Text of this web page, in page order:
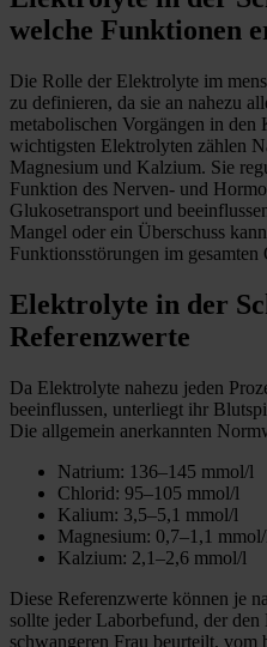
welche Funktionen
Die Rolle der Elektrolyte im
zu definieren, da sie an nahezu
metabolischen Vorgängen in
wichtigsten Elektrolyten zählen
Magnesium und Kalzium. Sie
Funktion des Nerven- und
Glukosetransport und
Mangel oder ein Überschuss
Funktionsstörungen im gesamten
Elektrolyte in der
Referenzwerte
Da Elektrolyte nahezu jeden
beeinflussen, unterliegt ihr
Die allgemein anerkannten
Natrium: 136–145 mmol/l
Chlorid: 95–105 mmol/l
Kalium: 3,5–5,1 mmol/l
Magnesium: 0,7–1,1
Kalzium: 2,1–2,6 mmol/l
Diese Referenzwerte können je
sollte jeder Laborbefund, der
schwangeren Frau beurteilt, vom